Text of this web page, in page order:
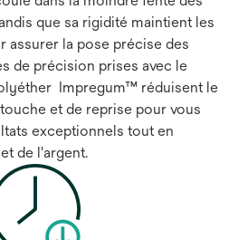
que sa rigidité maintient les
assurer la pose précise des
de précision prises avec le
Impregum™ réduisent le
et de reprise pour vous
exceptionnels tout en
de l'argent.